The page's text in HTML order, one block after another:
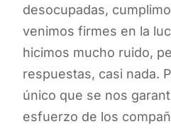
desocupadas,
venimos firmes en la
hicimos mucho ruido,
respuestas, casi nada.
único que se nos
esfuerzo de los